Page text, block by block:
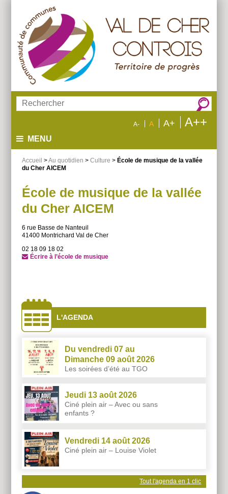
menu
contenu
recherche
Rechercher :
A- A A+ A++
MENU
Accueil >Au quotidien > Culture > École de musique de la vallée
du Cher AICEM
École de musique de la vallée
du Cher AICEM
6 rue Basse de Nanteuil
41400 Montrichard Val de Cher
02 18 09 18 02
Écrire à l’école de musique
côtés
L'AGENDA
Du vendredi 07 au
Dimanche 09 août 2026
Les soirées d’été au TGO
Jeudi 13 août 2026
Ciné plein air – Avec ou sans
enfants ?
Vendredi 14 août 2026
Ciné plein air – Louise Violet
Tout l'agenda en 1 clic